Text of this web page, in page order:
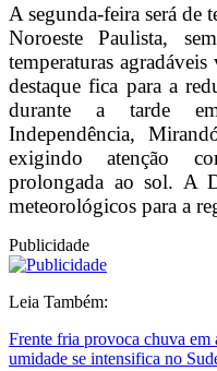
A segunda-feira será de
Noroeste Paulista,
temperaturas
destaque fica para a
durante a tarde
Independência,
exigindo atenção
prolongada ao sol. A
meteorológicos para a
Publicidade
Leia Também:
Frente fria provoca chuva em
umidade se intensifica no